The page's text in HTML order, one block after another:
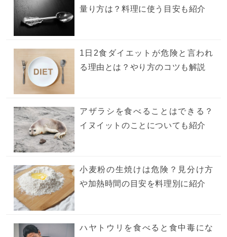
量り方は？料理に使う目安も紹介
1日2食ダイエットが危険と言われ
る理由とは？やり方のコツも解説
アザラシを食べることはできる？
イヌイットのことについても紹介
小麦粉の生焼けは危険？見分け方
や加熱時間の目安を料理別に紹介
ハヤトウリを食べると食中毒にな